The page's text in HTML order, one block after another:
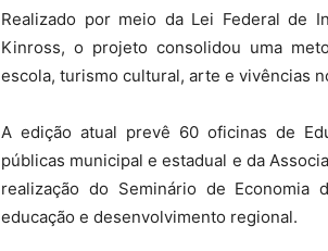
Realizado por meio da Lei Federal de
Kinross, o projeto consolidou uma
escola, turismo cultural, arte e vivências
A edição atual prevê 60 oficinas de
públicas municipal e estadual e da
realização do Seminário de
educação e desenvolvimento regional.